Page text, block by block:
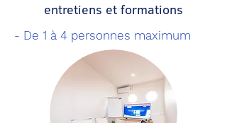
entretiens et formations
- De 1 à 4 personnes maximum